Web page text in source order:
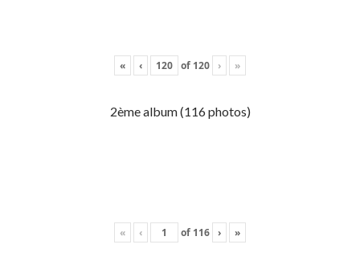
« ‹ of 120 › »
2ème album (116 photos)
« ‹ of 116 › »